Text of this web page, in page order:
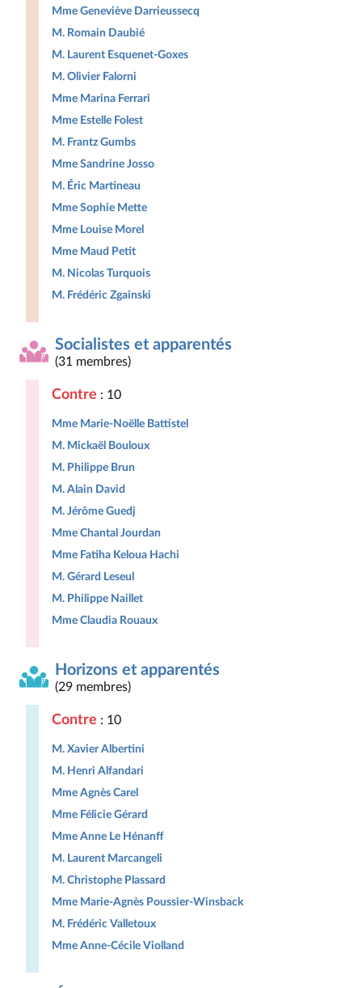
Mme Geneviève Darrieussecq
M. Romain Daubié
M. Laurent Esquenet-Goxes
M. Olivier Falorni
Mme Marina Ferrari
Mme Estelle Folest
M. Frantz Gumbs
Mme Sandrine Josso
M. Éric Martineau
Mme Sophie Mette
Mme Louise Morel
Mme Maud Petit
M. Nicolas Turquois
M. Frédéric Zgainski
Socialistes et apparentés
(31 membres)
Contre : 10
Mme Marie-Noëlle Battistel
M. Mickaël Bouloux
M. Philippe Brun
M. Alain David
M. Jérôme Guedj
Mme Chantal Jourdan
Mme Fatiha Keloua Hachi
M. Gérard Leseul
M. Philippe Naillet
Mme Claudia Rouaux
Horizons et apparentés
(29 membres)
Contre : 10
M. Xavier Albertini
M. Henri Alfandari
Mme Agnès Carel
Mme Félicie Gérard
Mme Anne Le Hénanff
M. Laurent Marcangeli
M. Christophe Plassard
Mme Marie-Agnès Poussier-Winsback
M. Frédéric Valletoux
Mme Anne-Cécile Violland